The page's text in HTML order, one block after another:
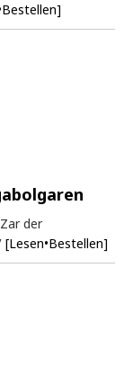
der
[Lesen•Bestellen]